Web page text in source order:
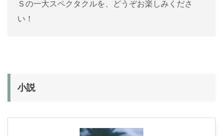
Ｓの一大スペクタクルを、どうぞお楽しみくださ
い！
小説